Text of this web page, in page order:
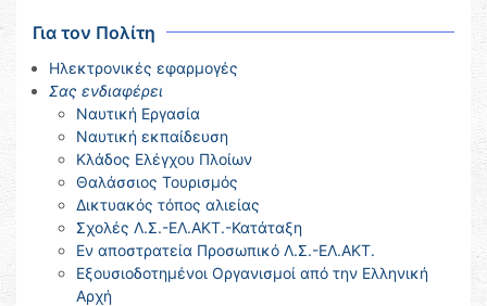
Για τον Πολίτη
Ηλεκτρονικές εφαρμογές
Σας ενδιαφέρει
Ναυτική Εργασία
Ναυτική εκπαίδευση
Κλάδος Ελέγχου Πλοίων
Θαλάσσιος Τουρισμός
Δικτυακός τόπος αλιείας
Σχολές Λ.Σ.-ΕΛ.ΑΚΤ.-Κατάταξη
Εν αποστρατεία Προσωπικό Λ.Σ.-ΕΛ.ΑΚΤ.
Εξουσιοδοτημένοι Οργανισμοί από την Ελληνική
Αρχή